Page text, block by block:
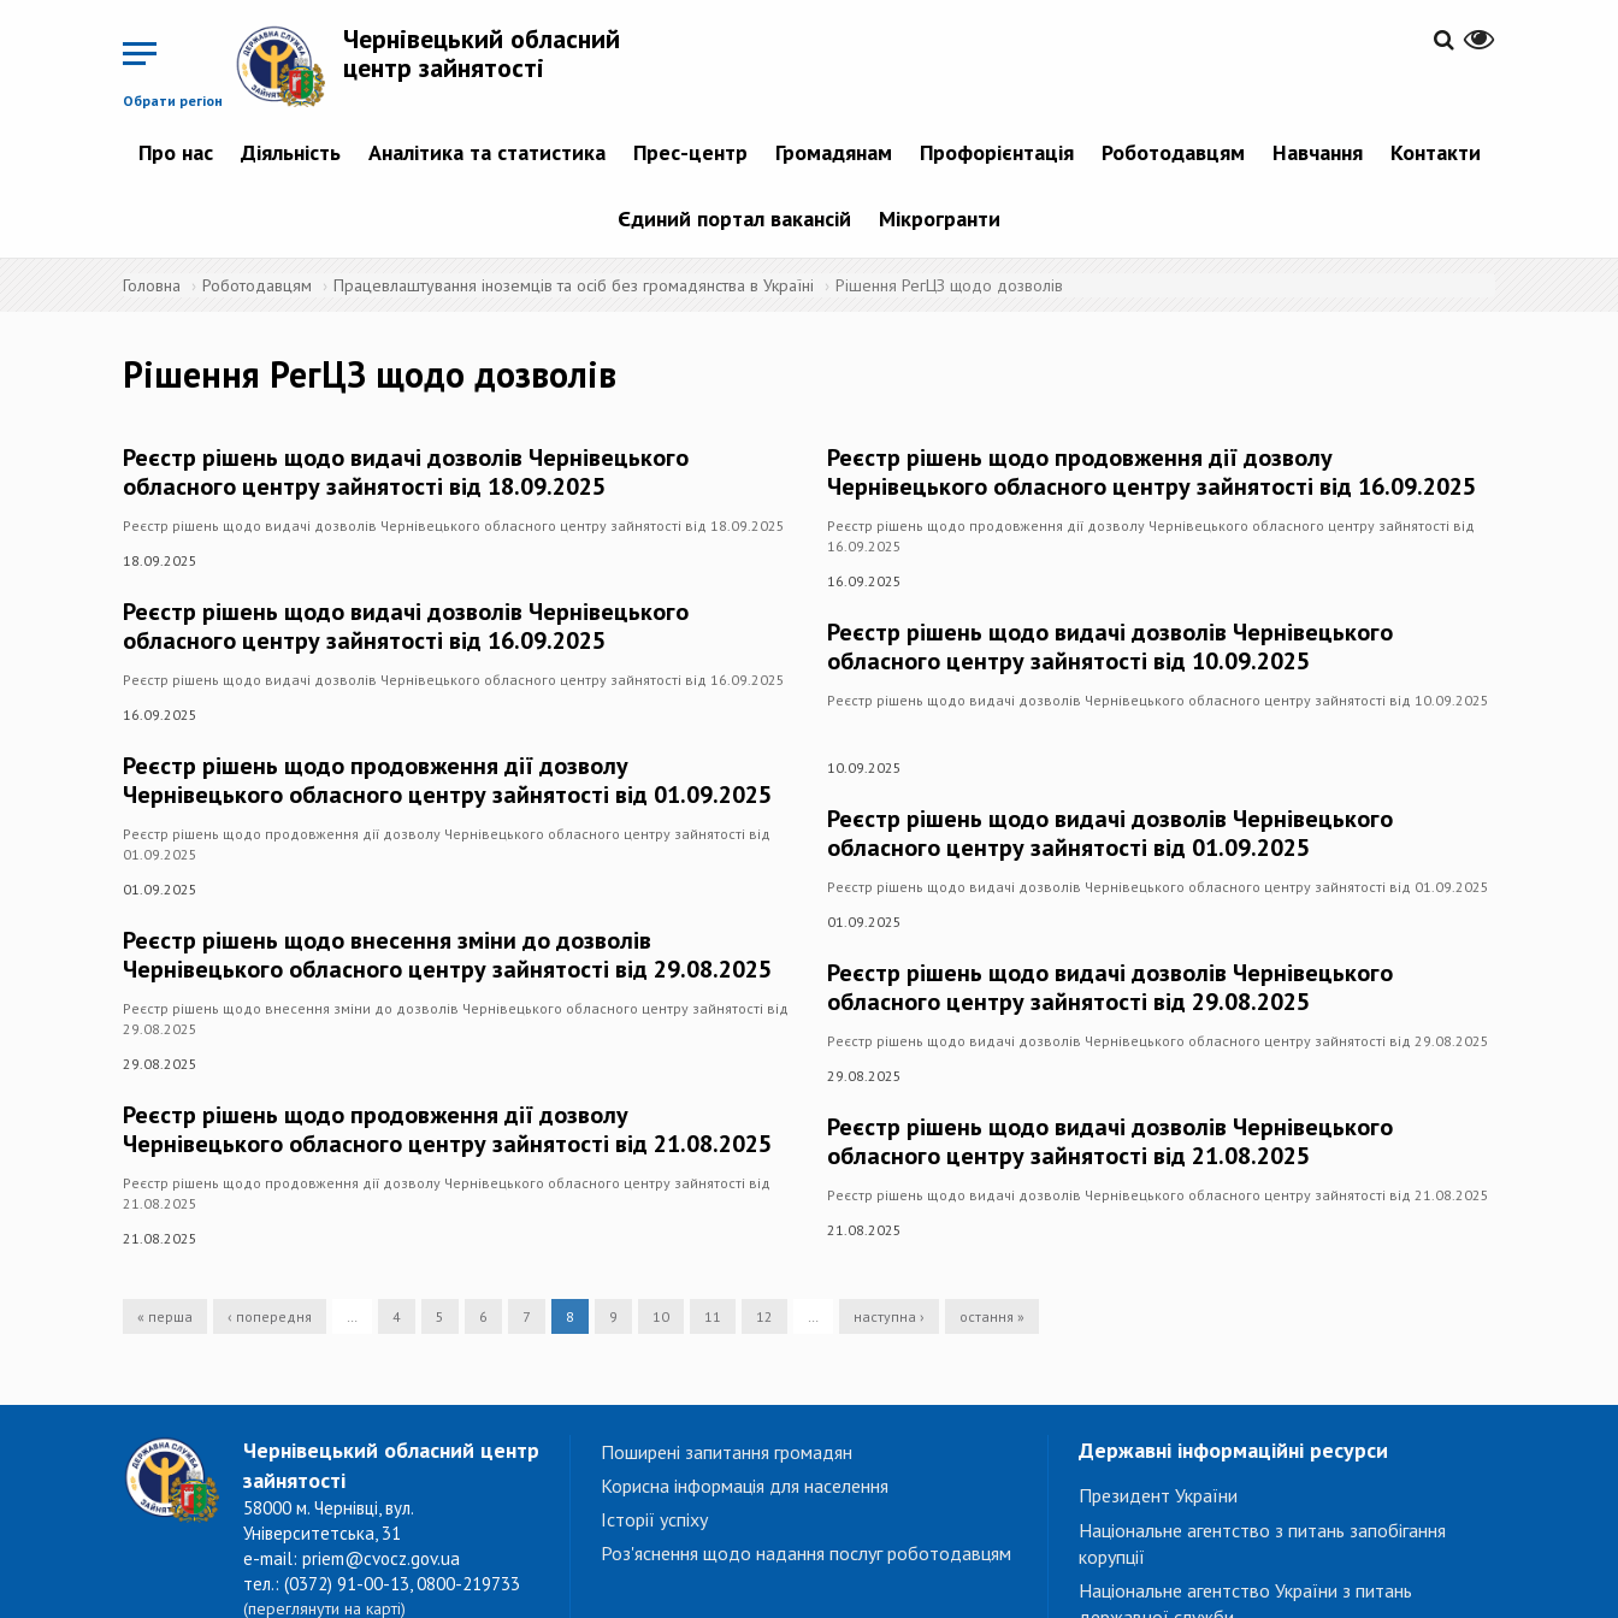
Обрати регіон
Чернівецький обласний
центр зайнятості
Про нас Діяльність Аналітика та статистика Прес-центр Громадянам Профорієнтація Роботодавцям Навчання Контакти
Єдиний портал вакансій Мікрогранти
Головна Роботодавцям Працевлаштування іноземців та осіб без громадянства в Україні Рішення РегЦЗ щодо дозволів
Рішення РегЦЗ щодо дозволів
Реєстр рішень щодо видачі дозволів Чернівецького
обласного центру зайнятості від 18.09.2025
Реєстр рішень щодо видачі дозволів Чернівецького обласного центру зайнятості від 18.09.2025
18.09.2025
Реєстр рішень щодо видачі дозволів Чернівецького
обласного центру зайнятості від 16.09.2025
Реєстр рішень щодо видачі дозволів Чернівецького обласного центру зайнятості від 16.09.2025
16.09.2025
Реєстр рішень щодо продовження дії дозволу
Чернівецького обласного центру зайнятості від 01.09.2025
Реєстр рішень щодо продовження дії дозволу Чернівецького обласного центру зайнятості від
01.09.2025
01.09.2025
Реєстр рішень щодо внесення зміни до дозволів
Чернівецького обласного центру зайнятості від 29.08.2025
Реєстр рішень щодо внесення зміни до дозволів Чернівецького обласного центру зайнятості від
29.08.2025
29.08.2025
Реєстр рішень щодо продовження дії дозволу
Чернівецького обласного центру зайнятості від 21.08.2025
Реєстр рішень щодо продовження дії дозволу Чернівецького обласного центру зайнятості від
21.08.2025
21.08.2025
Реєстр рішень щодо продовження дії дозволу
Чернівецького обласного центру зайнятості від 16.09.2025
Реєстр рішень щодо продовження дії дозволу Чернівецького обласного центру зайнятості від
16.09.2025
16.09.2025
Реєстр рішень щодо видачі дозволів Чернівецького
обласного центру зайнятості від 10.09.2025
Реєстр рішень щодо видачі дозволів Чернівецького обласного центру зайнятості від 10.09.2025
10.09.2025
Реєстр рішень щодо видачі дозволів Чернівецького
обласного центру зайнятості від 01.09.2025
Реєстр рішень щодо видачі дозволів Чернівецького обласного центру зайнятості від 01.09.2025
01.09.2025
Реєстр рішень щодо видачі дозволів Чернівецького
обласного центру зайнятості від 29.08.2025
Реєстр рішень щодо видачі дозволів Чернівецького обласного центру зайнятості від 29.08.2025
29.08.2025
Реєстр рішень щодо видачі дозволів Чернівецького
обласного центру зайнятості від 21.08.2025
Реєстр рішень щодо видачі дозволів Чернівецького обласного центру зайнятості від 21.08.2025
21.08.2025
« перша ‹ попередня 4 5 6 7 8 9 10 11 12 наступна › остання »
Чернівецький обласний центр
зайнятості
58000 м. Чернівці, вул.
Університетська, 31
e-mail: priem@cvocz.gov.ua
тел.: (0372) 91-00-13, 0800-219733
(переглянути на карті)
Поширені запитання громадян
Корисна інформація для населення
Історії успіху
Роз'яснення щодо надання послуг роботодавцям
Державні інформаційні ресурси
Президент України
Національне агентство з питань запобігання
корупції
Національне агентство України з питань